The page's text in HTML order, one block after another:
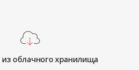
облачного хранилища